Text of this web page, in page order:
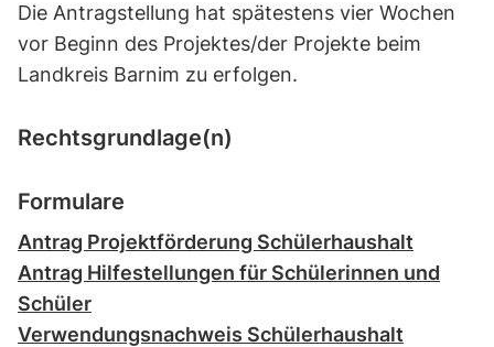
Die Antragstellung hat spätestens vier Wochen
vor Beginn des Projektes/der Projekte beim
Landkreis Barnim zu erfolgen.
Rechtsgrundlage(n)
Formulare
Antrag Projektförderung Schülerhaushalt
Antrag Hilfestellungen für Schülerinnen und
Schüler
Verwendungsnachweis Schülerhaushalt